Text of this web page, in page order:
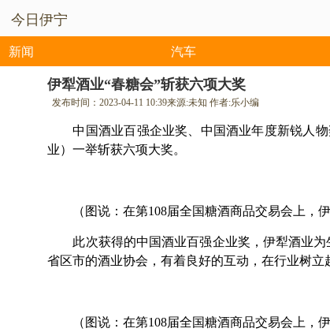
今日伊宁
新闻 汽车
伊犁酒业“春糖会”斩获六项大奖
发布时间：2023-04-11 10:39来源:未知作者:乐小编
中国酒业百强企业奖、中国酒业年度新锐人
业）一举斩获六项大奖。
（图说：在第108届全国糖酒商品交易会上，
此次获得的中国酒业百强企业奖，伊犁酒业
省区市的酒业协会，有着良好的互动，在行业树立
（图说：在第108届全国糖酒商品交易会上，